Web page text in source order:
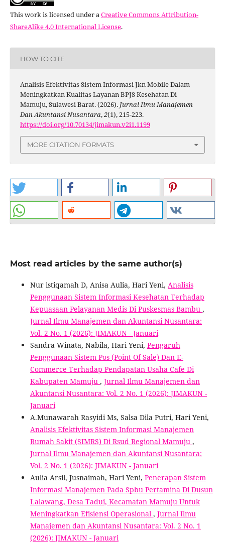
This work is licensed under aCreative Commons Attribution-
ShareAlike 4.0 International License.
HOW TO CITE
Analisis Efektivitas Sistem Informasi Jkn Mobile Dalam
Meningkatkan Kualitas Layanan BPJS Kesehatan Di
Mamuju, Sulawesi Barat. (2026). Jurnal Ilmu Manajemen
Dan Akuntansi Nusantara,2(1), 215-223.
https://doi.org/10.70134/jimakun.v2i1.1199
MORE CITATION FORMATS
Most read articles by the same author(s)
Nur istiqamah D, Anisa Aulia, Hari Yeni, Analisis
Penggunaan Sistem Informasi Kesehatan Terhadap
Kepuasaan Pelayanan Medis Di Puskesmas Bambu ,
Jurnal Ilmu Manajemen dan Akuntansi Nusantara:
Vol. 2 No. 1 (2026): JIMAKUN - Januari
Sandra Winata, Nabila, Hari Yeni, Pengaruh
Penggunaan Sistem Pos (Point Of Sale) Dan E-
Commerce Terhadap Pendapatan Usaha Cafe Di
Kabupaten Mamuju , Jurnal Ilmu Manajemen dan
Akuntansi Nusantara: Vol. 2 No. 1 (2026): JIMAKUN -
Januari
A.Munawarah Rasyidi Ms, Salsa Dila Putri, Hari Yeni,
Analisis Efektivitas Sistem Informasi Manajemen
Rumah Sakit (SIMRS) Di Rsud Regional Mamuju ,
Jurnal Ilmu Manajemen dan Akuntansi Nusantara:
Vol. 2 No. 1 (2026): JIMAKUN - Januari
Aulia Arsil, Jusnaimah, Hari Yeni, Penerapan Sistem
Informasi Manajemen Pada Spbu Pertamina Di Dusun
Lalawang, Desa Tadui, Kecamatan Mamuju Untuk
Meningkatkan Efisiensi Operasional , Jurnal Ilmu
Manajemen dan Akuntansi Nusantara: Vol. 2 No. 1
(2026): JIMAKUN - Januari